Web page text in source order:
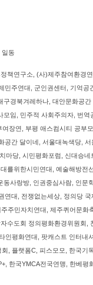
일동
책연구소, (사)제주참여환경
주연대, 군인권센터, 기억
경북겨레하나, 대안문화공
임, 민주적 사회주의자, 번
장연, 부평 애스컴시티 공부
간 달이네, 서울대녹색당,
당, 시민평화포럼, 신대승
를위한시민연대, 예술해방전
사랑방, 인권중심사람, 인문
대, 전쟁없는세상, 정의당
주민자치연대, 제주퀴어문화
수도회 정의평화환경위원회,
평화연대, 팟캐스트 인터내
, 플랫폼C, 피스모모, 한국기
한국YMCA전국연맹, 한베평